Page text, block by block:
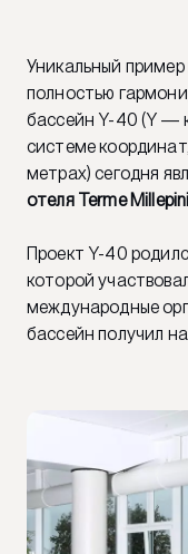
Уникальный
полностью
бассейн Y-40 (Y —
системе
метрах) сегодня
отеля Terme
Проект Y-40
которой
международные
бассейн получил